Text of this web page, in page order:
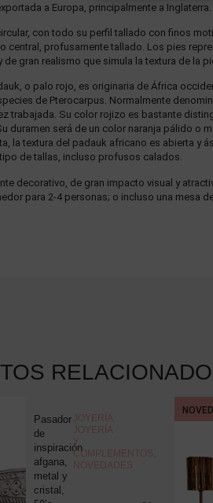
a Europa, principalmente a Inglaterra.
con todo su perfil tallado con finos
central, profusamente tallado. Los pies
gran realismo que simula la textura de la
o palo rojo, es originaria de África
de Pterocarpus. Normalmente
trabajada. Su color rojizo es bastante
duramen será de un color naranja pálido o
la textura del padauk africano es abierta y
de tallas, incluso profusos calados.
decorativo, de gran impacto visual y
para 2-4 personas; o incluso una mesa
Pasador
de
inspiración
afgana,
metal y
cristal,
JOYERÍA,
JOYERÍA
Y
COMPLEMENTOS,
NOVEDADES